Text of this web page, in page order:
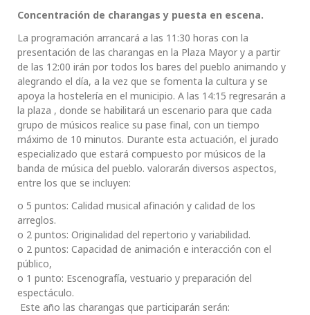
Concentración de charangas y puesta en escena.
La programación arrancará a las 11:30 horas con la
presentación de las charangas en la Plaza Mayor y a partir
de las 12:00 irán por todos los bares del pueblo animando y
alegrando el día, a la vez que se fomenta la cultura y se
apoya la hostelería en el municipio. A las 14:15 regresarán a
la plaza , donde se habilitará un escenario para que cada
grupo de músicos realice su pase final, con un tiempo
máximo de 10 minutos. Durante esta actuación, el jurado
especializado que estará compuesto por músicos de la
banda de música del pueblo. valorarán diversos aspectos,
entre los que se incluyen:
o 5 puntos: Calidad musical afinación y calidad de los
arreglos.
o 2 puntos: Originalidad del repertorio y variabilidad.
o 2 puntos: Capacidad de animación e interacción con el
público,
o 1 punto: Escenografía, vestuario y preparación del
espectáculo.
Este año las charangas que participarán serán: